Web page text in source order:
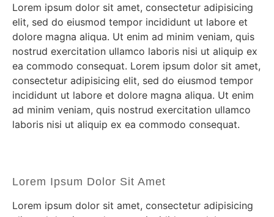
Lorem ipsum dolor sit amet, consectetur adipisicing
elit, sed do eiusmod tempor incididunt ut labore et
dolore magna aliqua. Ut enim ad minim veniam, quis
nostrud exercitation ullamco laboris nisi ut aliquip ex
ea commodo consequat. Lorem ipsum dolor sit amet,
consectetur adipisicing elit, sed do eiusmod tempor
incididunt ut labore et dolore magna aliqua. Ut enim
ad minim veniam, quis nostrud exercitation ullamco
laboris nisi ut aliquip ex ea commodo consequat.
Lorem Ipsum Dolor Sit Amet
Lorem ipsum dolor sit amet, consectetur adipisicing